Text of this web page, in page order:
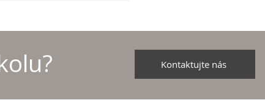
Kontaktujte nás